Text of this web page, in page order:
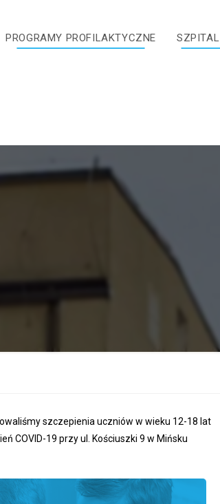
PROGRAMY PROFILAKTYCZNE SZPITAL
szczepienia uczniów w wieku 12-18 lat
COVID-19 przy ul. Kościuszki 9 w Mińsku